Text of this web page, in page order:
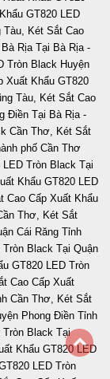
back